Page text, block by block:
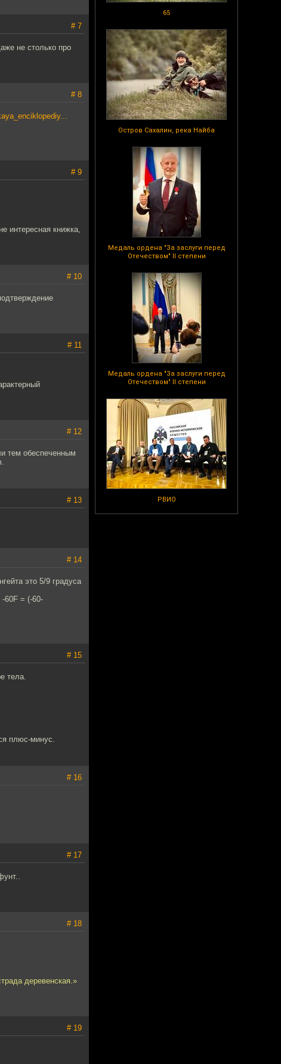
65
Остров Сахалин, река Найба
Медаль ордена "За заслуги перед
Отечеством" II степени
Медаль ордена "За заслуги перед
Отечеством" II степени
РВИО
# 7
не столько про
# 8
# 9
интересная книжка,
# 10
# 11
# 12
тем обеспеченным
# 13
# 14
это 5/9 градуса
60F = (-60-
# 15
тела.
плюс-минус.
# 16
# 17
# 18
деревенская.»
# 19